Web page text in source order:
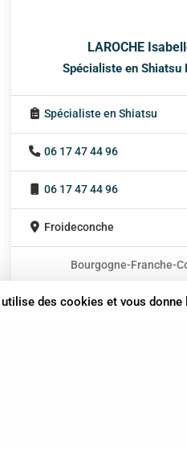
LAROCHE
Spécialiste en Shiatsu
Spécialiste en Shiatsu
06 17 47 44 96
06 17 47 44 96
Froideconche
Bourgogne-Franche-
des cookies et vous